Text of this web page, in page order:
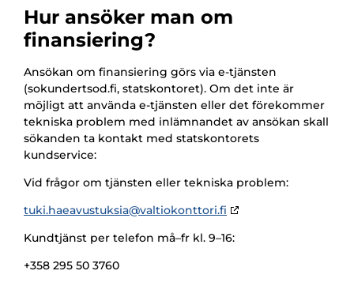
Hur ansöker man om
finansiering?
Ansökan om finansiering görs via e-tjänsten
(sokundertsod.fi, statskontoret). Om det inte är
möjligt att använda e-tjänsten eller det förekommer
tekniska problem med inlämnandet av ansökan skall
sökanden ta kontakt med statskontorets
kundservice:
Vid frågor om tjänsten eller tekniska problem:
tuki.haeavustuksia@valtiokonttori.fi
Kundtjänst per telefon må–fr kl. 9–16:
+358 295 50 3760